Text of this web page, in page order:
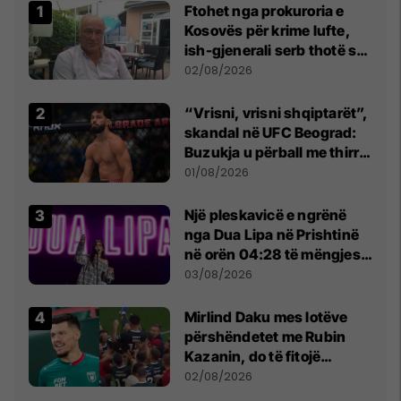
Ftohet nga prokuroria e
Kosovës për krime lufte,
ish-gjenerali serb thotë se
dikush e tradhtoi në
02/08/2026
“Vrisni, vrisni shqiptarët”,
skandal në UFC Beograd:
Buzukja u përball me thirrje
anti-shqiptare nga
01/08/2026
Një pleskavicë e ngrënë
nga Dua Lipa në Prishtinë
në orën 04:28 të mëngjesit
- dhe bota digjitale serbe
03/08/2026
Mirlind Daku mes lotëve
përshëndetet me Rubin
Kazanin, do të fitojë
miliona te Spartak Moska
02/08/2026